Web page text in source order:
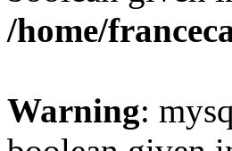
/home/
Warning: